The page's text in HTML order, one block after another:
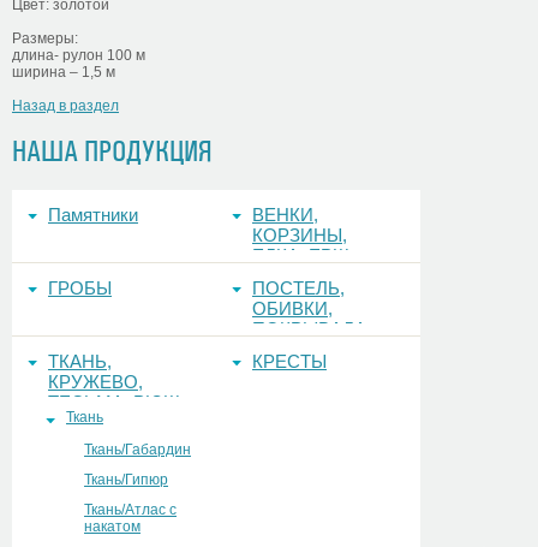
НАША ПРОДУКЦИЯ
Памятники
ВЕНКИ,
КОРЗИНЫ,
ЕЛКА, ЕРШ,
ГРОБЫ
ПОСТЕЛЬ,
ОБИВКИ,
ПОКРЫВАЛА
ТКАНЬ,
КРУЖЕВО,
ТЕСЬМА, РЮШ
Ткань
Ткань/Габардин
Ткань/Гипюр
Ткань/Атлас с
накатом
КРЕСТЫ
Цвет: золотой
Размеры:
длина- рулон 100 м
ширина – 1,5 м
Назад в раздел